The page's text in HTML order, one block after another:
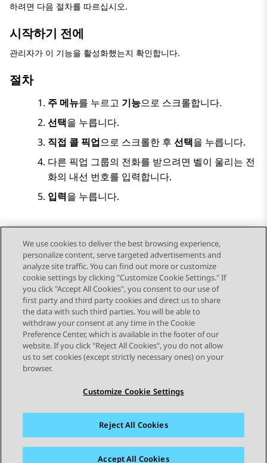
하려면 다음 절차를 따르십시오.
시작하기 전에
관리자가 이 기능을 활성화했는지 확인합니다.
절차
주 메뉴를 누르고 기능으로 스크롤합니다.
선택을 누릅니다.
직접 콜 픽업으로 스크롤한 후 선택을 누릅니다.
다른 픽업 그룹의 전화를 받으려면 벨이 울리는 전
화의 내선 번호를 입력합니다.
입력을 누릅니다.
Send Feedback
Topic navigation
이전 항목
STAY CONNECTED
사이트맵 사용 약관 개인 정보
쿠키 정책
We use cookies to deliver the best browsing experience,
personalize content, serve targeted advertisements and
analyze site traffic. You can find out more or customize
cookie settings by clicking "Customize Cookie Settings." If
you click "Accept All Cookies", you consent to our use of
first party and third party cookies and direct us to share
the data with such third parties. You will be able to
withdraw your consent at any time in the Cookie
Preference Center, which is available in the footer of our
website. If you click "Reject All Cookies", you do not allow
us to set cookies (except strictly necessary ones) on your
browser.
Customize Cookie Settings
Reject All Cookies
Accept All Cookies